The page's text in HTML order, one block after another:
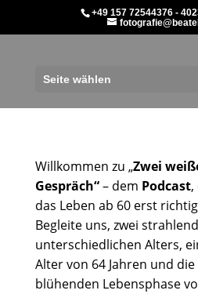
+49 157 72544376 -
Seite wählen
Willkommen zu „Zwei
Gespräch“– dem Podcast,
das Leben ab 60 erst
Begleite uns, zwei
unterschiedlichen Alters,
Alter von 64 Jahren und
blühenden Lebensphase